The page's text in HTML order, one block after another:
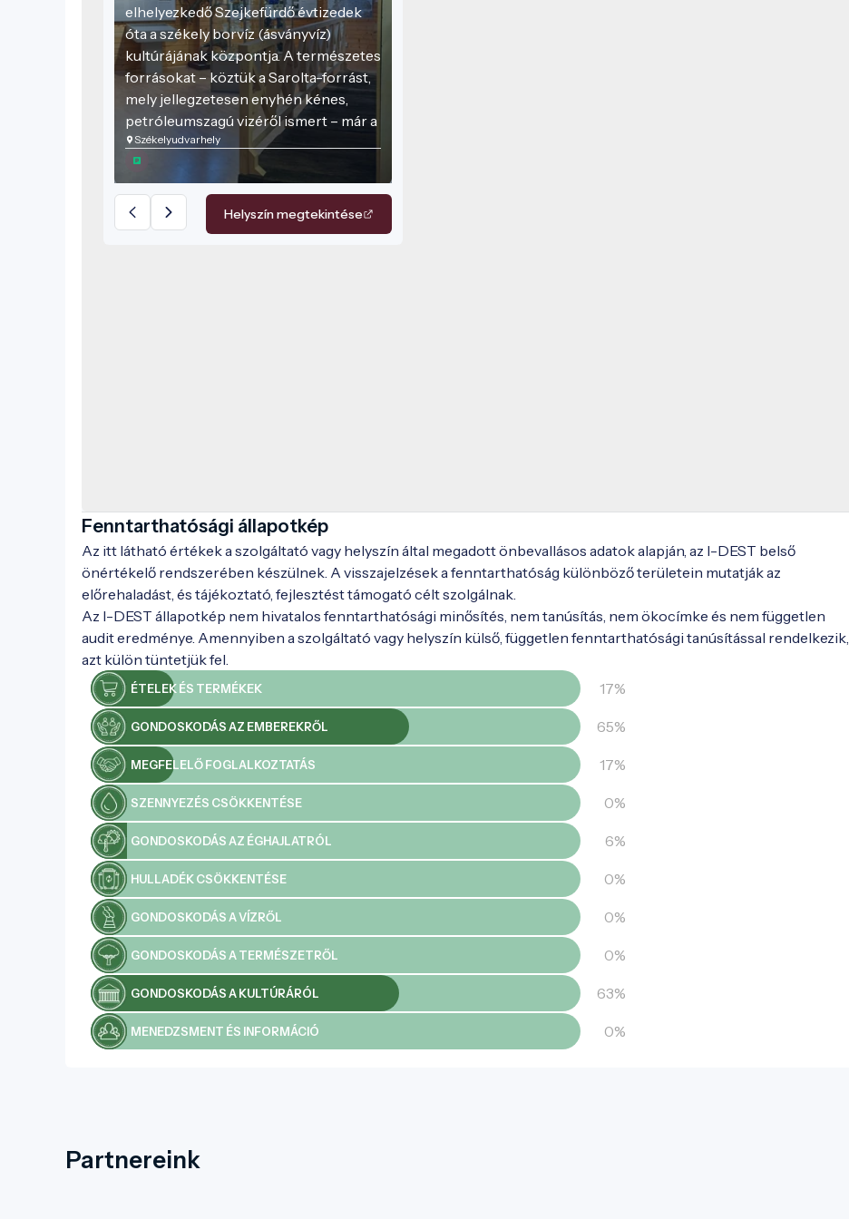
elhelyezkedő Szejkefürdő évtizedek
óta a székely borvíz (ásványvíz)
kultúrájának központja. A természetes
forrásokat – köztük a Sarolta-forrást,
mely jellegzetesen enyhén kénes,
petróleumszagú vizéről ismert – már a
18. századtól használták gyógyító
ivóvízként. Hargita megyében közel
2 500 különböző borvízforrás
található, amelyek változatos ásványi
összetételben nyújtanak
Székelyudvarhely
Helyszín megtekintése
Fenntarthatósági állapotkép
Az itt látható értékek a szolgáltató vagy helyszín által megadott önbevallásos adatok alapján, az I-DEST belső
önértékelő rendszerében készülnek. A visszajelzések a fenntarthatóság különböző területein mutatják az
előrehaladást, és tájékoztató, fejlesztést támogató célt szolgálnak.
Az I-DEST állapotkép nem hivatalos fenntarthatósági minősítés, nem tanúsítás, nem ökocímke és nem független
audit eredménye. Amennyiben a szolgáltató vagy helyszín külső, független fenntarthatósági tanúsítással rendelkezik,
azt külön tüntetjük fel.
ÉTELEK ÉS TERMÉKEK 17%
GONDOSKODÁS AZ EMBEREKRŐL 65%
MEGFELELŐ FOGLALKOZTATÁS 17%
SZENNYEZÉS CSÖKKENTÉSE 0%
GONDOSKODÁS AZ ÉGHAJLATRÓL 6%
HULLADÉK CSÖKKENTÉSE 0%
GONDOSKODÁS A VÍZRŐL 0%
GONDOSKODÁS A TERMÉSZETRŐL 0%
GONDOSKODÁS A KULTÚRÁRÓL 63%
MENEDZSMENT ÉS INFORMÁCIÓ 0%
Partnereink